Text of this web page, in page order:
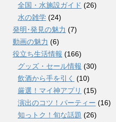
全国・水施設ガイド (26)
水の雑学 (24)
発明･発見の魅力 (7)
動画の魅力 (6)
役立ち生活情報 (166)
グッズ・セール情報 (30)
飲酒から手を引く (10)
厳選！マイ神アプリ (15)
演出のコツ！パーティー (16)
知っトク！旬な話題 (26)